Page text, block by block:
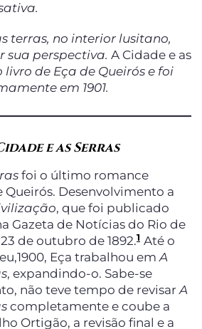
terras, no interior lusitano,
sua perspectiva. A Cidade e as
de Eça de Queirós e foi
em 1901.
e as Serras
foi o último romance
Queirós. Desenvolvimento a
, que foi publicado
Gazeta de Notícias do Rio de
de outubro de 1892.1 Até o
Eça trabalhou emA
, expandindo-o. Sabe-se
não teve tempo de revisarA
completamente e coube a
Ortigão, a revisão final e a